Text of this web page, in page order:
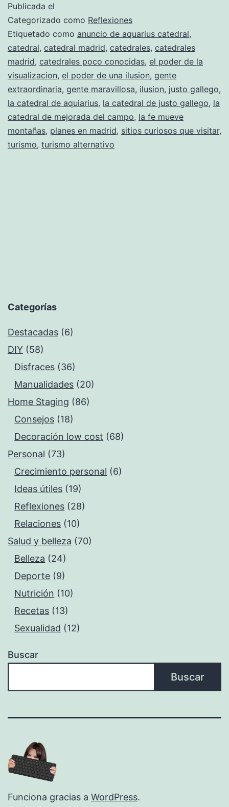
una
ilusión
Publicada el
Categorizado como Reflexiones
Etiquetado como anuncio de aquarius catedral,
catedral, catedral madrid, catedrales, catedrales
madrid, catedrales poco conocidas, el poder de la
visualizacion, el poder de una ilusion, gente
extraordinaria, gente maravillosa, ilusion, justo gallego,
la catedral de aquiarius, la catedral de justo gallego, la
catedral de mejorada del campo, la fe mueve
montañas, planes en madrid, sitios curiosos que visitar,
turismo, turismo alternativo
Categorías
Destacadas (6)
DIY (58)
Disfraces (36)
Manualidades (20)
Home Staging (86)
Consejos (18)
Decoración low cost (68)
Personal (73)
Crecimiento personal (6)
Ideas útiles (19)
Reflexiones (28)
Relaciones (10)
Salud y belleza (70)
Belleza (24)
Deporte (9)
Nutrición (10)
Recetas (13)
Sexualidad (12)
Buscar
Buscar
Funciona gracias a WordPress.